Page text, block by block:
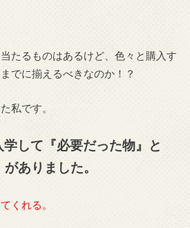
たるものはあるけど、色々と購入す
でに揃えるべきなのか！？
私です。
して『必要だった物』と
ありました。
くれる。